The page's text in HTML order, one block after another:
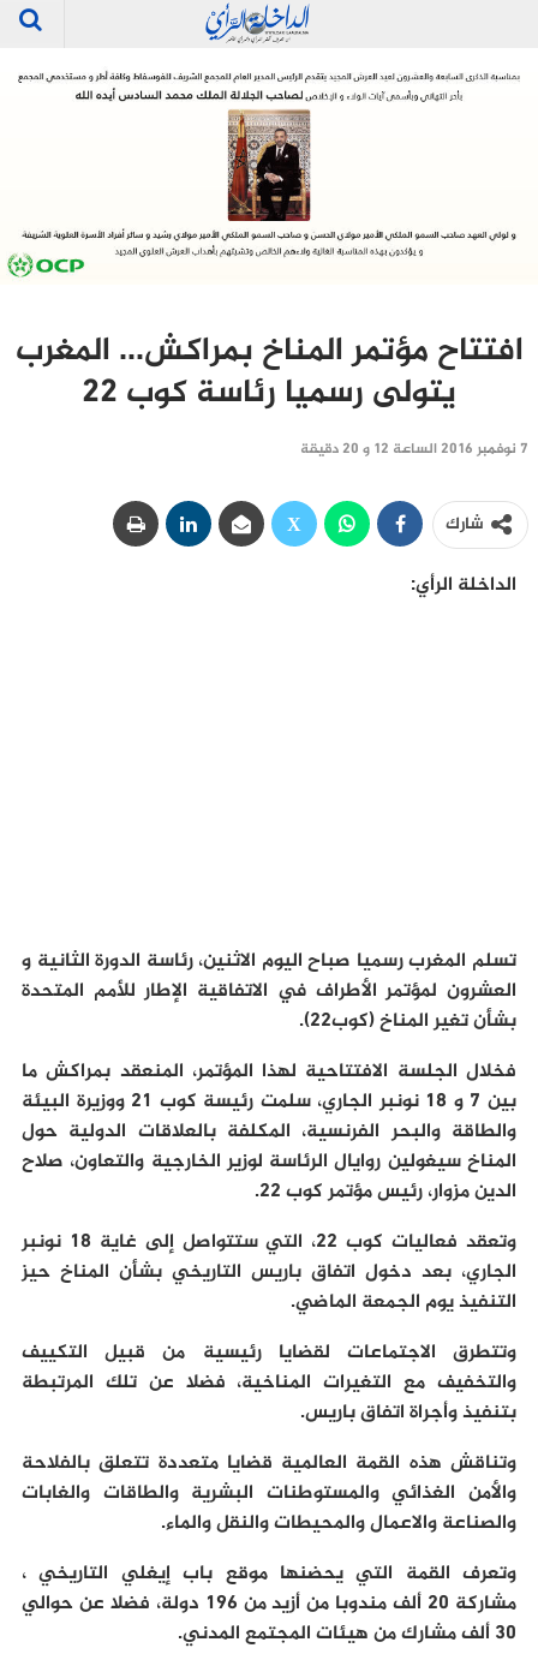
افتتاح مؤتمر المناخ بمراكش… المغرب
يتولى رسميا رئاسة كوب 22
7 نوفمبر 2016 الساعة 12 و 20 دقيقة
شارك
الداخلة الرأي:
تسلم المغرب رسميا صباح اليوم الاثنين، رئاسة الدورة الثانية و
العشرون لمؤتمر الأطراف في الاتفاقية الإطار للأمم المتحدة
بشأن تغير المناخ (كوب22).
فخلال الجلسة الافتتاحية لهذا المؤتمر، المنعقد بمراكش ما
بين 7 و 18 نونبر الجاري، سلمت رئيسة كوب 21 ووزيرة البيئة
والطاقة والبحر الفرنسية، المكلفة بالعلاقات الدولية حول
المناخ سيغولين روايال الرئاسة لوزير الخارجية والتعاون، صلاح
الدين مزوار، رئيس مؤتمر كوب 22.
وتعقد فعاليات كوب 22، التي ستتواصل إلى غاية 18 نونبر
الجاري، بعد دخول اتفاق باريس التاريخي بشأن المناخ حيز
التنفيذ يوم الجمعة الماضي.
وتتطرق الاجتماعات لقضايا رئيسية من قبيل التكييف
والتخفيف مع التغيرات المناخية، فضلا عن تلك المرتبطة
بتنفيذ وأجراة اتفاق باريس.
وتناقش هذه القمة العالمية قضايا متعددة تتعلق بالفلاحة
والأمن الغذائي والمستوطنات البشرية والطاقات والغابات
والصناعة والاعمال والمحيطات والنقل والماء.
وتعرف القمة التي يحضنها موقع باب إيغلي التاريخي ،
مشاركة 20 ألف مندوبا من أزيد من 196 دولة، فضلا عن حوالي
30 ألف مشارك من هيئات المجتمع المدني.